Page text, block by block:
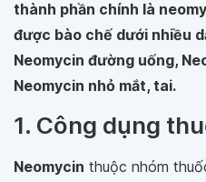
thành phần chính là
được bào chế dưới nhiều
Neomycin đường uống,
Neomycin nhỏ mắt, tai.
1. Công dụng
Neomycin thuộc nhóm